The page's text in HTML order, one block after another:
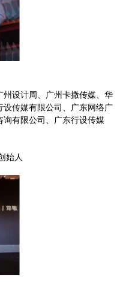
设计周、广州卡撒传媒、华
传媒有限公司、广东网络广
有限公司、广东行设传媒
始人